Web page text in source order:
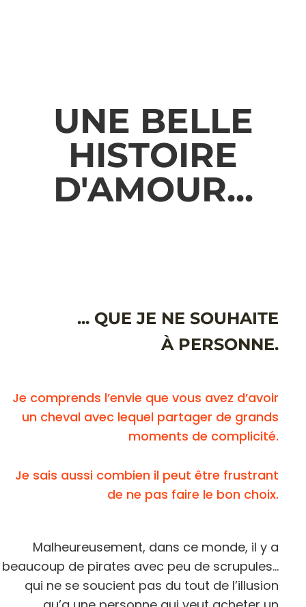
UNE BELLE
HISTOIRE
D'AMOUR...
... QUE JE NE SOUHAITE
À PERSONNE.
Je comprends l’envie que vous avez d’avoir
un cheval avec lequel partager de grands
moments de complicité.
Je sais aussi combien il peut être frustrant
de ne pas faire le bon choix.
Malheureusement, dans ce monde, il y a
beaucoup de pirates avec peu de scrupules…
qui ne se soucient pas du tout de l’illusion